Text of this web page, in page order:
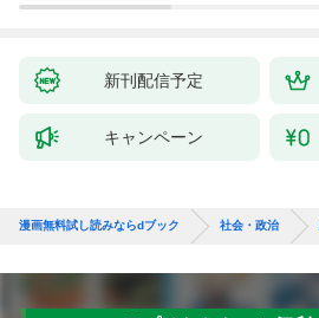
新刊配信予定
キャンペーン
漫画無料試し読みならdブック 社会・政治